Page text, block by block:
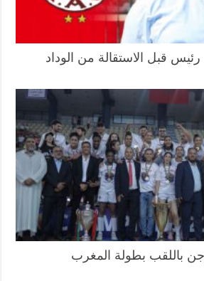
قبل الاستقالة من الوداد
باللقب بطولة المغرب